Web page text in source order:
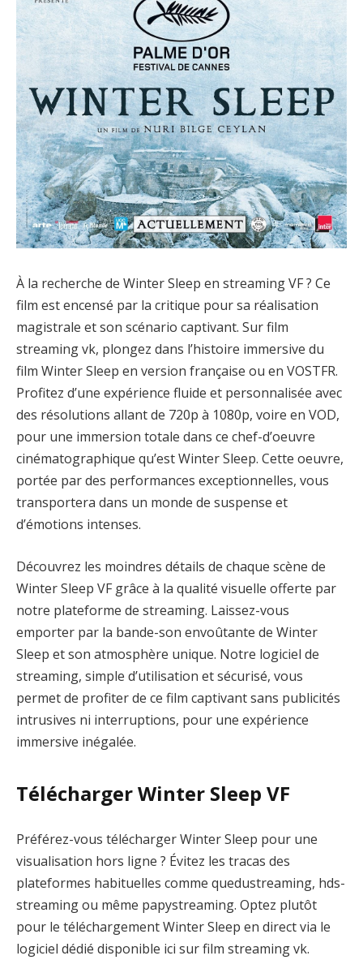
À la recherche de Winter Sleep en streaming VF ? Ce
film est encensé par la critique pour sa réalisation
magistrale et son scénario captivant. Sur film
streaming vk, plongez dans l’histoire immersive du
film Winter Sleep en version française ou en VOSTFR.
Profitez d’une expérience fluide et personnalisée avec
des résolutions allant de 720p à 1080p, voire en VOD,
pour une immersion totale dans ce chef-d’oeuvre
cinématographique qu’est Winter Sleep. Cette oeuvre,
portée par des performances exceptionnelles, vous
transportera dans un monde de suspense et
d’émotions intenses.
Découvrez les moindres détails de chaque scène de
Winter Sleep VF grâce à la qualité visuelle offerte par
notre plateforme de streaming. Laissez-vous
emporter par la bande-son envoûtante de Winter
Sleep et son atmosphère unique. Notre logiciel de
streaming, simple d’utilisation et sécurisé, vous
permet de profiter de ce film captivant sans publicités
intrusives ni interruptions, pour une expérience
immersive inégalée.
Télécharger Winter Sleep VF
Préférez-vous télécharger Winter Sleep pour une
visualisation hors ligne ? Évitez les tracas des
plateformes habituelles comme quedustreaming, hds-
streaming ou même papystreaming. Optez plutôt
pour le téléchargement Winter Sleep en direct via le
logiciel dédié disponible ici sur film streaming vk.